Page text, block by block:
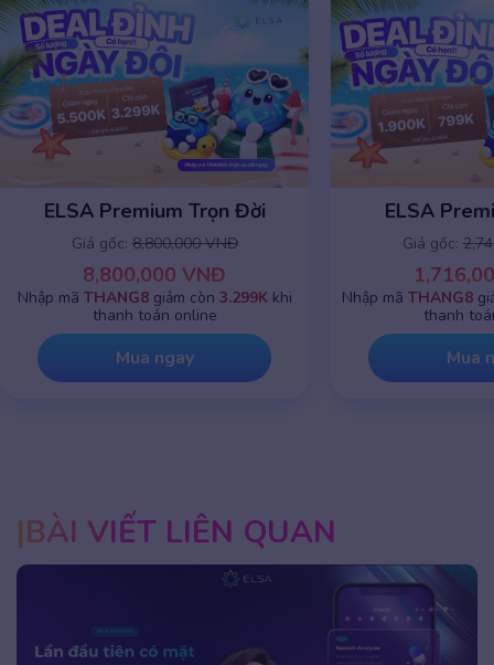
ELSA Premium Trọn Đời
Giá gốc: 8,800,000 VNĐ
8,800,000 VNĐ
Nhập mã THANG8giảm còn 3.299Kkhi
thanh toán online
Mua ngay
ELSA
Giá gốc:
Nhập mã THANG8
thanh
Mua
BÀI VIẾT LIÊN QUAN